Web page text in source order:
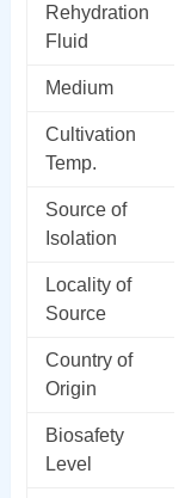
Rehydration
Fluid
Medium
Cultivation
Temp.
Source of
Isolation
Locality of
Source
Country of
Origin
Biosafety
Level